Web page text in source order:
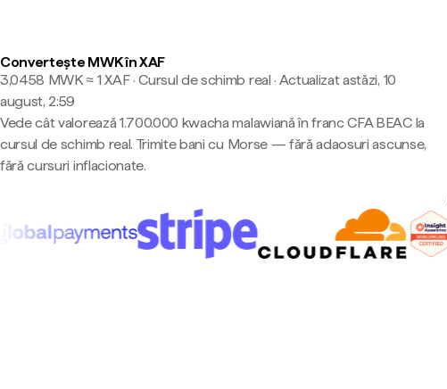
Convertește MWK în XAF
3,0458 MWK ≈ 1 XAF · Cursul de schimb real · Actualizat astăzi, 10
august, 2:59
Vede cât valorează 1.700.000 kwacha malawiană în franc CFA BEAC la
cursul de schimb real. Trimite bani cu Morse — fără adaosuri ascunse,
fără cursuri inflacionate.